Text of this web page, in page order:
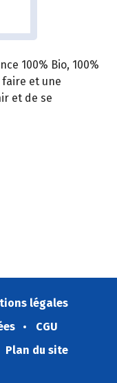
100% Bio, 100%
faire et une
et de se
légales
CGU
Plan du site